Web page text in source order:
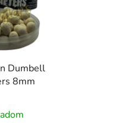
Dumbell
8mm